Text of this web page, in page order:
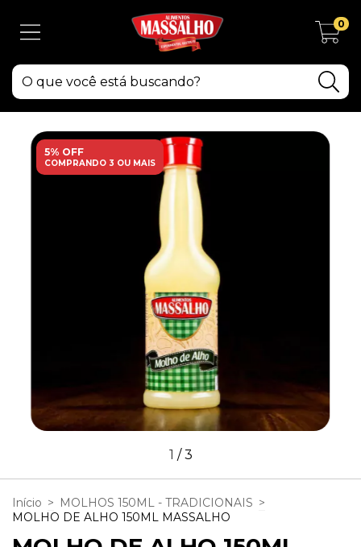
0
5% OFF
COMPRANDO 3 OU MAIS
1 /3
Início > MOLHOS 150ML - TRADICIONAIS >
MOLHO DE ALHO 150ML MASSALHO